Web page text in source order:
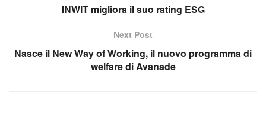
INWIT migliora il suo rating ESG
Next Post
Nasce il New Way of Working, il nuovo programma di
welfare di Avanade